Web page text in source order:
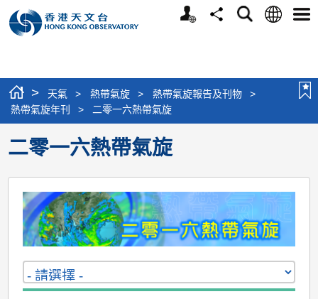
個
分
搜
語
選
> 天氣 > 熱帶氣旋 > 熱帶氣旋報告及刊物
>
熱帶氣旋年刊
> 二零一六熱帶氣旋
二零一六熱帶氣旋